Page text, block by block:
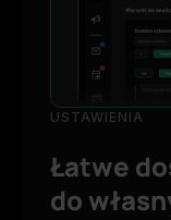
USTAWIENIA
Łatwe
do